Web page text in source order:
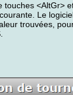
<AltGr>
Le
trouvées,